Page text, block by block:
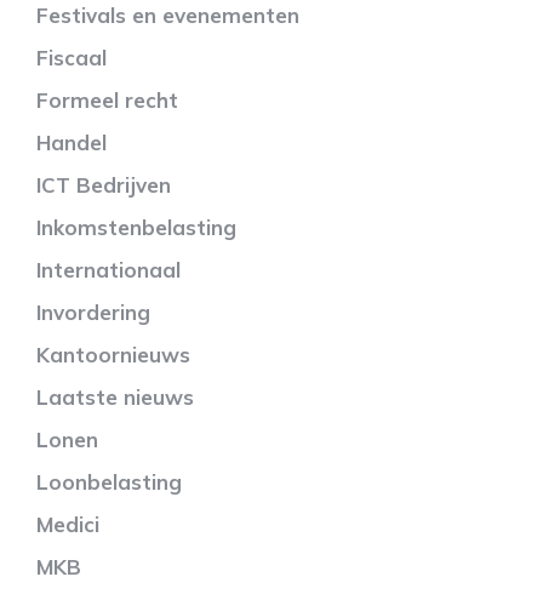
Festivals en evenementen
Fiscaal
Formeel recht
Handel
ICT Bedrijven
Inkomstenbelasting
Internationaal
Invordering
Kantoornieuws
Laatste nieuws
Lonen
Loonbelasting
Medici
MKB